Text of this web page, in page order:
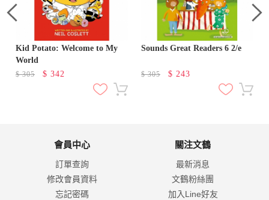
Kid Potato: Welcome to My
World
$305 $ 342
Sounds Great Readers 6 2/e
$305 $ 243
會員中心
訂單查詢
修改會員資料
忘記密碼
關注文鶴
最新消息
文鶴粉絲團
加入Line好友